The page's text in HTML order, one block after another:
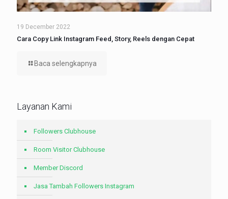
19 December 2022
Cara Copy Link Instagram Feed, Story, Reels dengan Cepat
Baca selengkapnya
Layanan Kami
Followers Clubhouse
Room Visitor Clubhouse
Member Discord
Jasa Tambah Followers Instagram